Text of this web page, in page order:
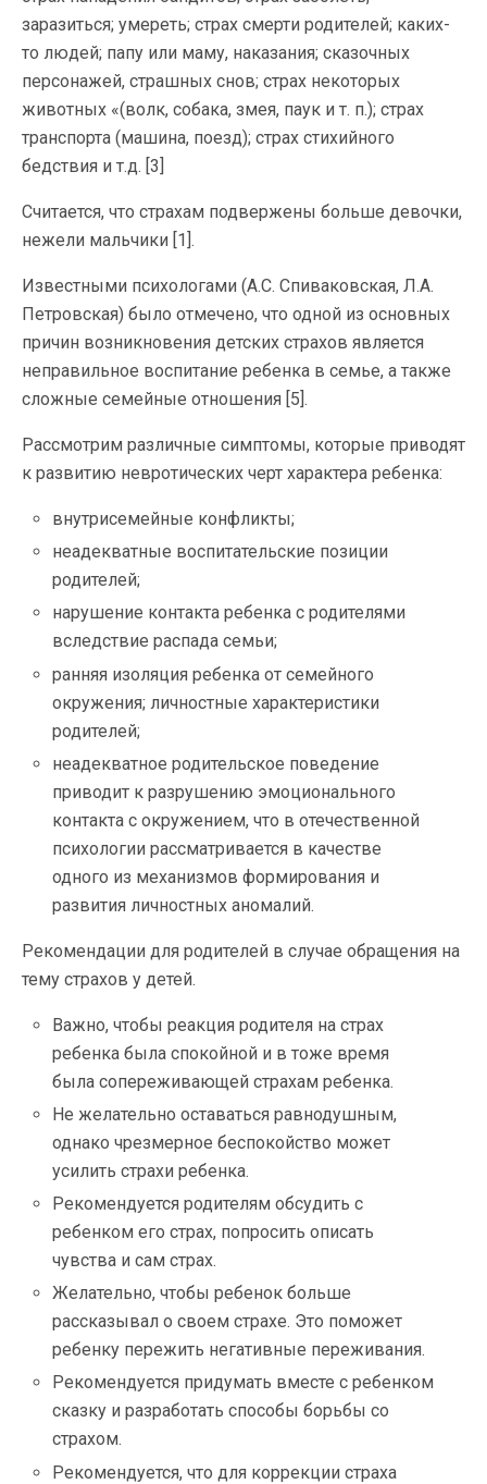
заразиться; умереть; страх смерти родителей; каких-
то людей; папу или маму, наказания; сказочных
персонажей, страшных снов; страх некоторых
животных «(волк, собака, змея, паук и т. п.); страх
транспорта (машина, поезд); страх стихийного
бедствия и т.д. [3]
Считается, что страхам подвержены больше девочки,
нежели мальчики [1].
Известными психологами (А.С. Спиваковская, Л.А.
Петровская) было отмечено, что одной из основных
причин возникновения детских страхов является
неправильное воспитание ребенка в семье, а также
сложные семейные отношения [5].
Рассмотрим различные симптомы, которые приводят
к развитию невротических черт характера ребенка:
внутрисемейные конфликты;
неадекватные воспитательские позиции
родителей;
нарушение контакта ребенка с родителями
вследствие распада семьи;
ранняя изоляция ребенка от семейного
окружения; личностные характеристики
родителей;
неадекватное родительское поведение
приводит к разрушению эмоционального
контакта с окружением, что в отечественной
психологии рассматривается в качестве
одного из механизмов формирования и
развития личностных аномалий.
Рекомендации для родителей в случае обращения на
тему страхов у детей.
Важно, чтобы реакция родителя на страх
ребенка была спокойной и в тоже время
была сопереживающей страхам ребенка.
Не желательно оставаться равнодушным,
однако чрезмерное беспокойство может
усилить страхи ребенка.
Рекомендуется родителям обсудить с
ребенком его страх, попросить описать
чувства и сам страх.
Желательно, чтобы ребенок больше
рассказывал о своем страхе. Это поможет
ребенку пережить негативные переживания.
Рекомендуется придумать вместе с ребенком
сказку и разработать способы борьбы со
страхом.
Рекомендуется, что для коррекции страха